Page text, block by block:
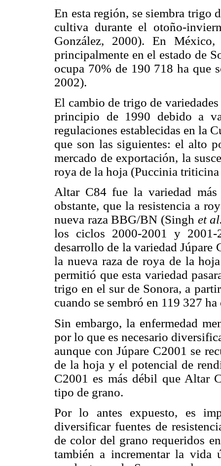
En esta región, se siembra trigo
cultiva durante el otoño-
González, 2000). En
principalmente en el estado de
ocupa 70% de 190 718 ha que
2002).
El cambio de trigo de
principio de 1990 debido a
regulaciones establecidas en la
que son las siguientes: el alto
mercado de exportación, la
roya de la hoja (Puccinia
Altar C84 fue la variedad
obstante, que la resistencia a
nueva raza BBG/BN (Singh et
los ciclos 2000-2001 y 2001-
desarrollo de la variedad Júpare
la nueva raza de roya de la
permitió que esta variedad
trigo en el sur de Sonora, a
cuando se sembró en 119 327
Sin embargo, la enfermedad
por lo que es necesario
aunque con Júpare C2001 se
de la hoja y el potencial de
C2001 es más débil que Altar
tipo de grano.
Por lo antes expuesto, es
diversificar fuentes de
de color del grano requeridos
también a incrementar la vida